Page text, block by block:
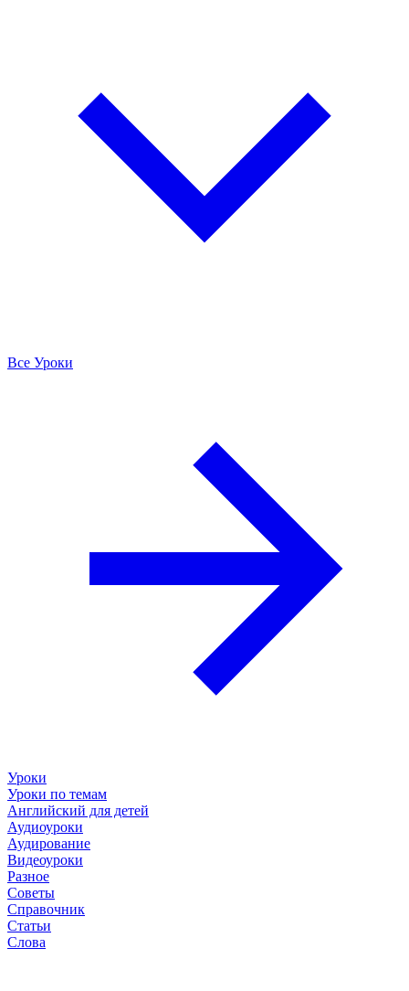
Все Уроки
Уроки
Уроки по темам
Английский для детей
Аудиоуроки
Аудирование
Видеоуроки
Разное
Советы
Справочник
Статьи
Слова